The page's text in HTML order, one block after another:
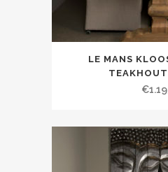
LE MANS
€